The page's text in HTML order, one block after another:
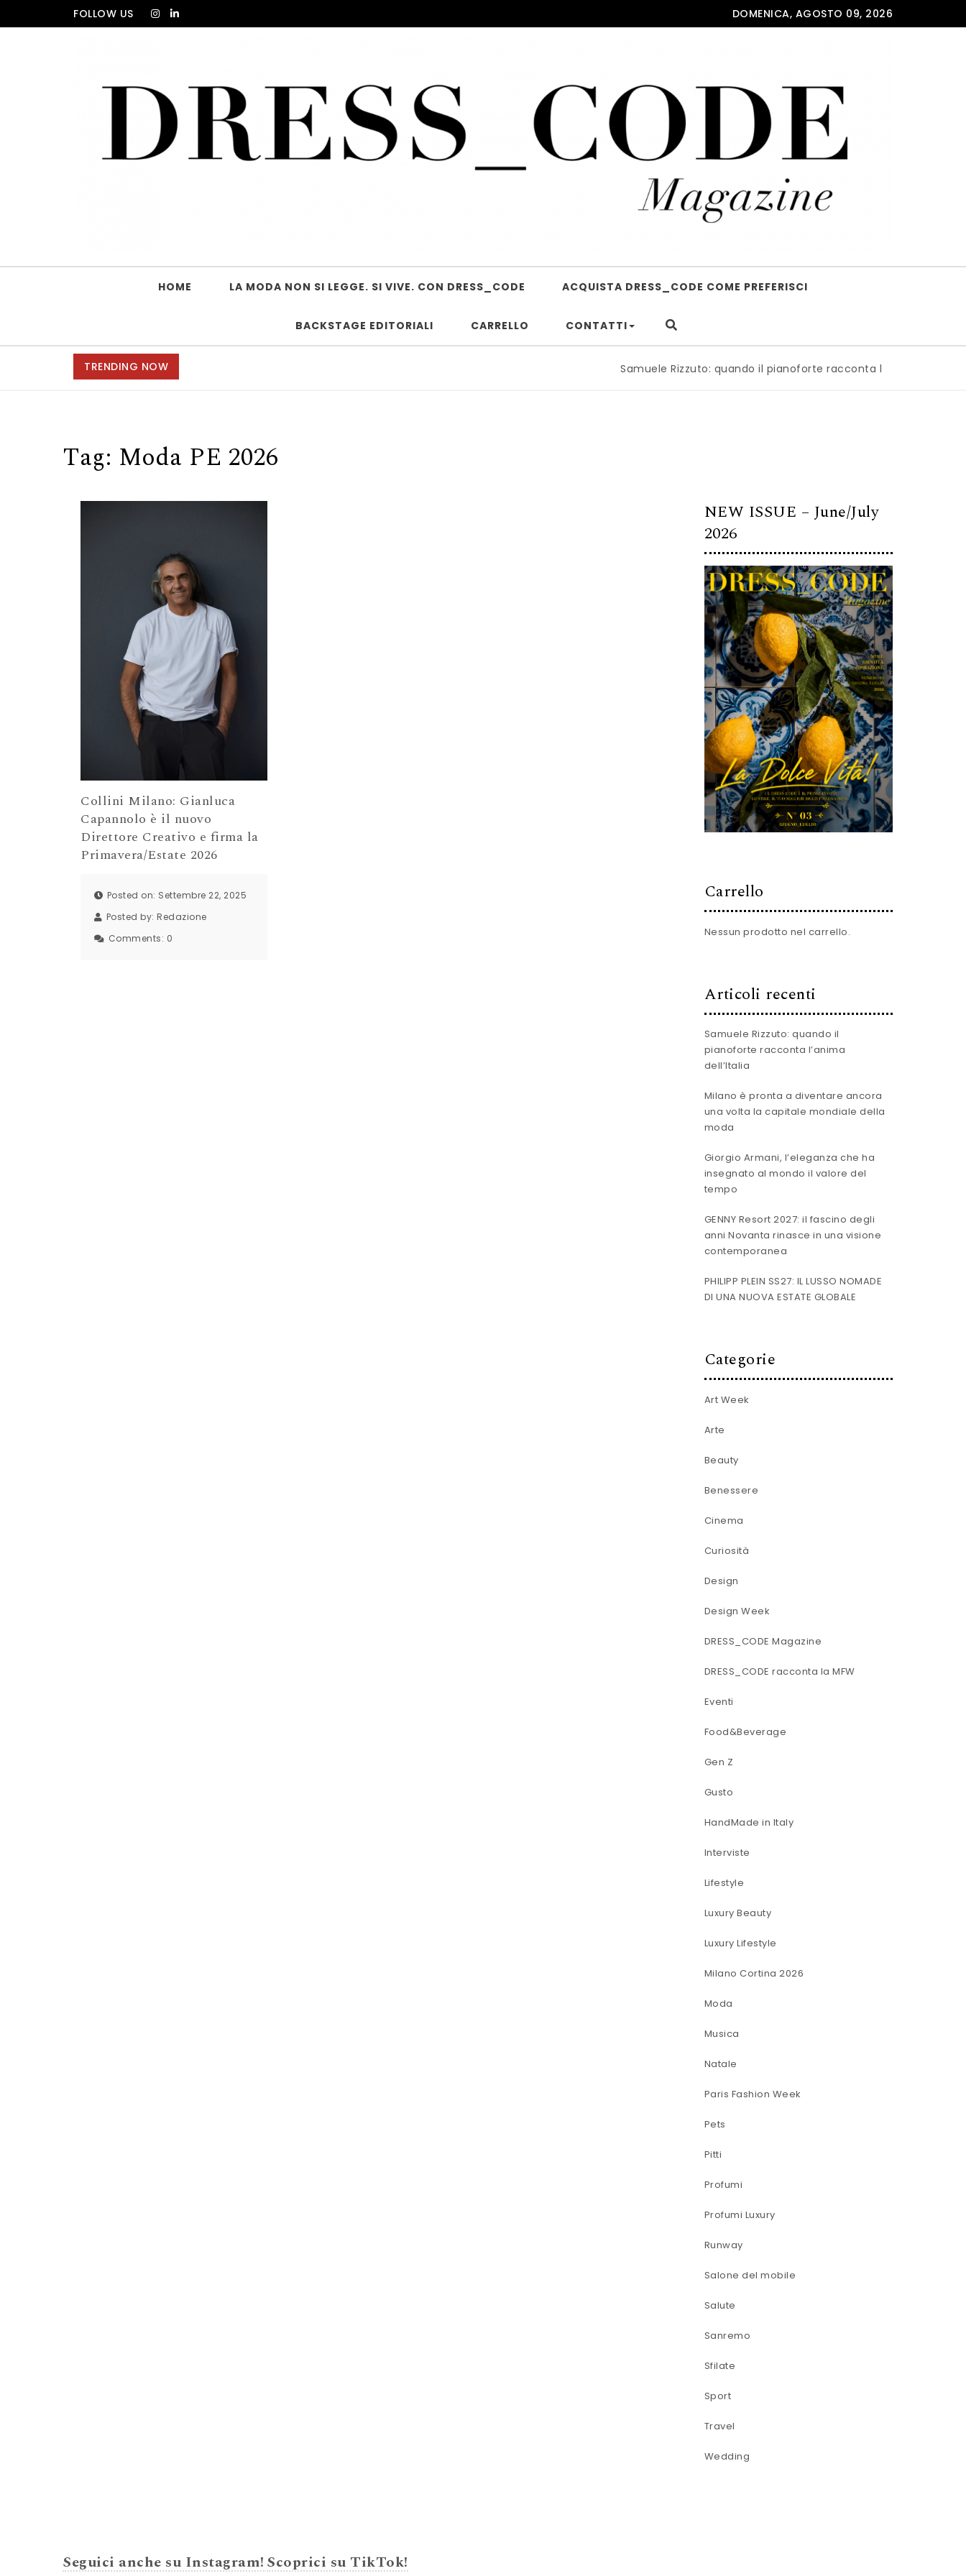
Skip to contentFOLLOW US DOMENICA, AGOSTO 09, 2026
HOME LA MODA NON SI LEGGE. SI VIVE. CON DRESS_CODE ACQUISTA DRESS_CODE COME PREFERISCI
BACKSTAGE EDITORIALI CARRELLO CONTATTI
TRENDING NOW Samuele Rizzuto: quando il pianoforte racconta l’anima dell’Italia
Tag: Moda PE 2026
Collini Milano: Gianluca
Capannolo è il nuovo
Direttore Creativo e firma la
Primavera/Estate 2026
Posted on: Settembre 22, 2025
Posted by: Redazione
Comments: 0
NEW ISSUE – June/July
2026
Carrello
Nessun prodotto nel carrello.
Articoli recenti
Samuele Rizzuto: quando il
pianoforte racconta l’anima
dell’Italia
Milano è pronta a diventare ancora
una volta la capitale mondiale della
moda
Giorgio Armani, l’eleganza che ha
insegnato al mondo il valore del
tempo
GENNY Resort 2027: il fascino degli
anni Novanta rinasce in una visione
contemporanea
PHILIPP PLEIN SS27: IL LUSSO NOMADE
DI UNA NUOVA ESTATE GLOBALE
Categorie
Art Week
Arte
Beauty
Benessere
Cinema
Curiosità
Design
Design Week
DRESS_CODE Magazine
DRESS_CODE racconta la MFW
Eventi
Food&Beverage
Gen Z
Gusto
HandMade in Italy
Interviste
Lifestyle
Luxury Beauty
Luxury Lifestyle
Milano Cortina 2026
Moda
Musica
Natale
Paris Fashion Week
Pets
Pitti
Profumi
Profumi Luxury
Runway
Salone del mobile
Salute
Sanremo
Sfilate
Sport
Travel
Wedding
Seguici anche su Instagram! Scoprici su TikTok!